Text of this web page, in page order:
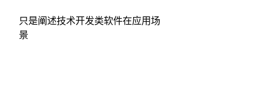
只是阐述技术开发类软件在应用场
景